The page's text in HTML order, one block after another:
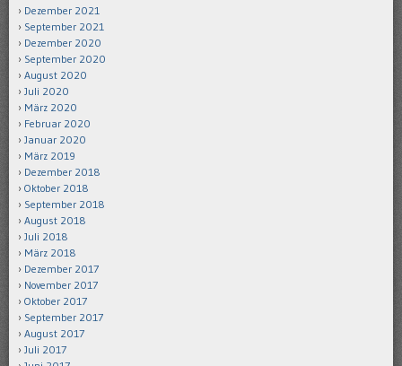
Dezember 2021
September 2021
Dezember 2020
September 2020
August 2020
Juli 2020
März 2020
Februar 2020
Januar 2020
März 2019
Dezember 2018
Oktober 2018
September 2018
August 2018
Juli 2018
März 2018
Dezember 2017
November 2017
Oktober 2017
September 2017
August 2017
Juli 2017